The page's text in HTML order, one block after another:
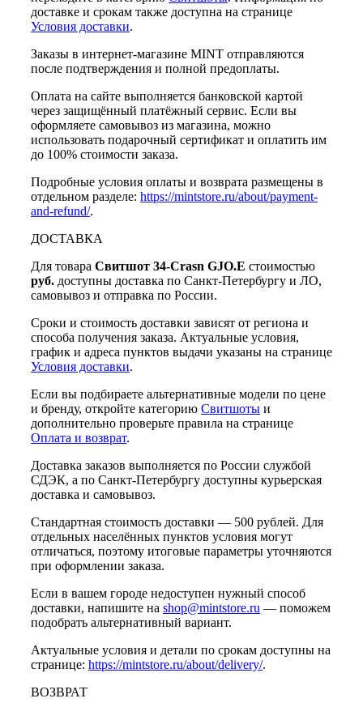
доставке и срокам также доступна на странице
Условия доставки.
Заказы в интернет-магазине MINT отправляются
после подтверждения и полной предоплаты.
Оплата на сайте выполняется банковской картой
через защищённый платёжный сервис. Если вы
оформляете самовывоз из магазина, можно
использовать подарочный сертификат и оплатить им
до 100% стоимости заказа.
Подробные условия оплаты и возврата размещены в
отдельном разделе: https://mintstore.ru/about/payment-
and-refund/.
ДОСТАВКА
Для товара Свитшот 34-Crasn GJO.E стоимостью
руб. доступны доставка по Санкт-Петербургу и ЛО,
самовывоз и отправка по России.
Сроки и стоимость доставки зависят от региона и
способа получения заказа. Актуальные условия,
график и адреса пунктов выдачи указаны на странице
Условия доставки.
Если вы подбираете альтернативные модели по цене
и бренду, откройте категорию Свитшоты и
дополнительно проверьте правила на странице
Оплата и возврат.
Доставка заказов выполняется по России службой
СДЭК, а по Санкт-Петербургу доступны курьерская
доставка и самовывоз.
Стандартная стоимость доставки — 500 рублей. Для
отдельных населённых пунктов условия могут
отличаться, поэтому итоговые параметры уточняются
при оформлении заказа.
Если в вашем городе недоступен нужный способ
доставки, напишите на shop@mintstore.ru — поможем
подобрать альтернативный вариант.
Актуальные условия и детали по срокам доступны на
странице: https://mintstore.ru/about/delivery/.
ВОЗВРАТ